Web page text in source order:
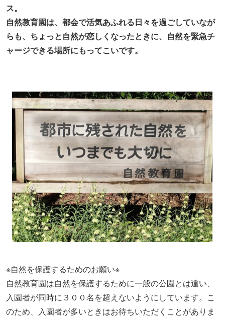
ス。
自然教育園は、都会で活気あふれる日々を過ごしていなが
らも、ちょっと自然が恋しくなったときに、自然を緊急チ
ャージできる場所にもってこいです。
※自然を保護するためのお願い※
自然教育園は自然を保護するために一般の公園とは違い、
入園者が同時に３００名を超えないようにしています。こ
のため、入園者が多いときはお待ちいただくことがありま